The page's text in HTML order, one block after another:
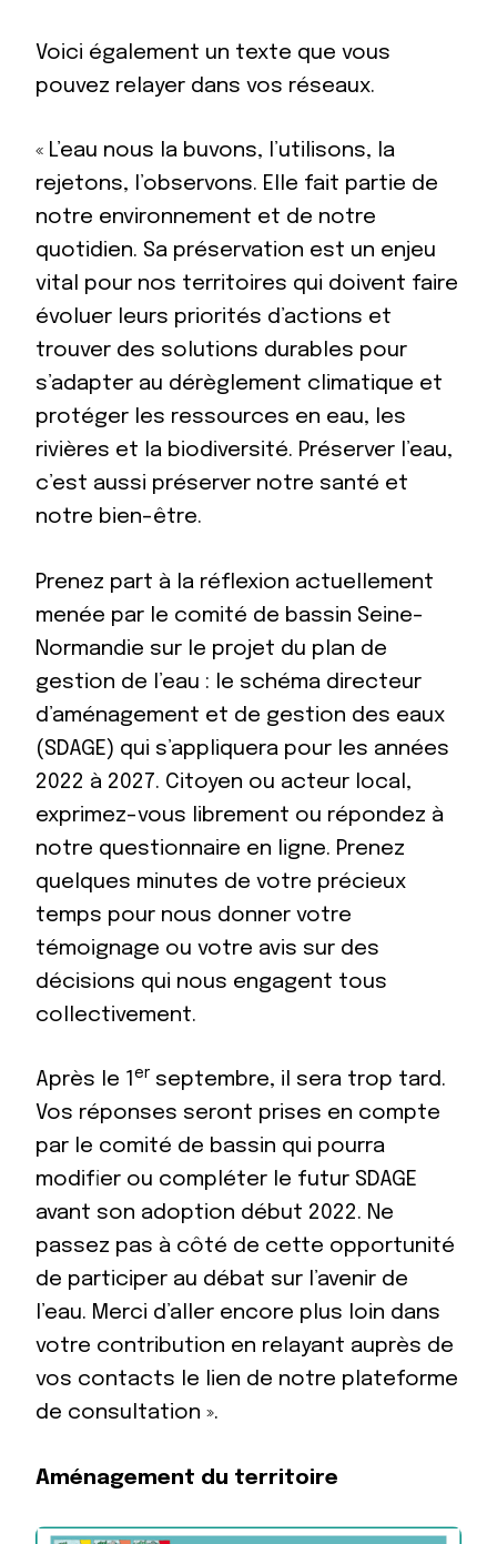
Voici également un texte que vous
pouvez relayer dans vos réseaux.
« L’eau nous la buvons, l’utilisons, la
rejetons, l’observons. Elle fait partie de
notre environnement et de notre
quotidien. Sa préservation est un enjeu
vital pour nos territoires qui doivent faire
évoluer leurs priorités d’actions et
trouver des solutions durables pour
s’adapter au dérèglement climatique et
protéger les ressources en eau, les
rivières et la biodiversité. Préserver l’eau,
c’est aussi préserver notre santé et
notre bien-être.
Prenez part à la réflexion actuellement
menée par le comité de bassin Seine-
Normandie sur le projet du plan de
gestion de l’eau : le schéma directeur
d’aménagement et de gestion des eaux
(SDAGE) qui s’appliquera pour les années
2022 à 2027. Citoyen ou acteur local,
exprimez-vous librement ou répondez à
notre questionnaire en ligne. Prenez
quelques minutes de votre précieux
temps pour nous donner votre
témoignage ou votre avis sur des
décisions qui nous engagent tous
collectivement.
Après le 1 er septembre, il sera trop tard.
Vos réponses seront prises en compte
par le comité de bassin qui pourra
modifier ou compléter le futur SDAGE
avant son adoption début 2022. Ne
passez pas à côté de cette opportunité
de participer au débat sur l’avenir de
l’eau. Merci d’aller encore plus loin dans
votre contribution en relayant auprès de
vos contacts le lien de notre plateforme
de consultation ».
Aménagement du territoire